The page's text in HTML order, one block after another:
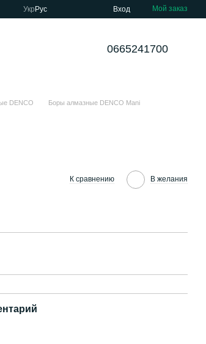
Укр Рус Вход Мой заказ
0665241700
DENCO
Боры алмазные DENCO Mani
К сравнению В желания